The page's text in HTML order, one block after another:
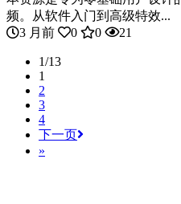
频。从软件入门到高级特效...
3 月前
0 0 21
1/13
1
2
3
4
下一页
»